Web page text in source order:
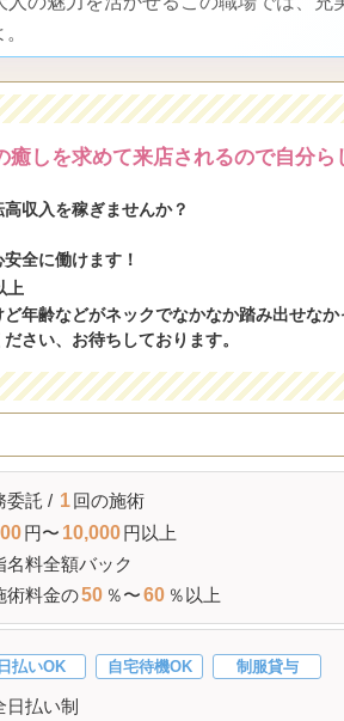
癒しを求めて来店されるので自分ら
収入を稼ぎませんか？
全に働けます！
上
年齢などがネックでなかなか踏み出せなか
さい、お待ちしております。
委託 / 1回の施術
円〜 10,000円以上
料全額バック
料金の50 ％〜60 ％以上
日払いOK 自宅待機OK 制服貸与
日払い制